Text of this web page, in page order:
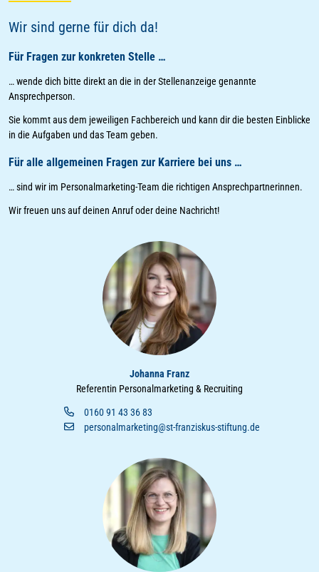
Wir sind gerne für dich da!
Für Fragen zur konkreten Stelle …
… wende dich bitte direkt an die in der Stellenanzeige genannte
Ansprechperson.
Sie kommt aus dem jeweiligen Fachbereich und kann dir die besten Einblicke
in die Aufgaben und das Team geben.
Für alle allgemeinen Fragen zur Karriere bei uns …
… sind wir im Personalmarketing-Team die richtigen Ansprechpartnerinnen.
Wir freuen uns auf deinen Anruf oder deine Nachricht!
Johanna Franz
Referentin Personalmarketing & Recruiting
0160 91 43 36 83
personalmarketing@st-franziskus-stiftung.de